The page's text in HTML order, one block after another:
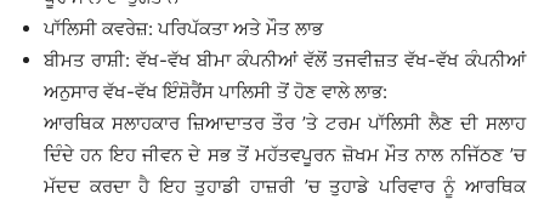
ਪਾੱਲਿਸੀ ਕਵਰੇਜ਼: ਪਰਿਪੱਕਤਾ ਅਤੇ ਮੌਤ ਲਾਭ
ਬੀਮਤ ਰਾਸ਼ੀ: ਵੱਖ-ਵੱਖ ਬੀਮਾ ਕੰਪਨੀਆਂ ਵੱਲੋਂ ਤਜਵੀਜ਼ਤ ਵੱਖ-ਵੱਖ ਕੰਪਨੀਆਂ
ਅਨੁਸਾਰ ਵੱਖ-ਵੱਖ ਇੰਸ਼ੋਰੈਂਸ ਪਾਲਿਸੀ ਤੋਂ ਹੋਣ ਵਾਲੇ ਲਾਭ:
ਆਰਥਿਕ ਸਲਾਹਕਾਰ ਜ਼ਿਆਦਾਤਰ ਤੌਰ ’ਤੇ ਟਰਮ ਪਾੱਲਿਸੀ ਲੈਣ ਦੀ ਸਲਾਹ
ਦਿੰਦੇ ਹਨ ਇਹ ਜੀਵਨ ਦੇ ਸਭ ਤੋਂ ਮਹੱਤਵਪੂਰਨ ਜ਼ੋਖਮ ਮੌਤ ਨਾਲ ਨਜਿੱਠਣ ’ਚ
ਮੱਦਦ ਕਰਦਾ ਹੈ ਇਹ ਤੁਹਾਡੀ ਹਾਜ਼ਰੀ ’ਚ ਤੁਹਾਡੇ ਪਰਿਵਾਰ ਨੂੰ ਆਰਥਿਕ